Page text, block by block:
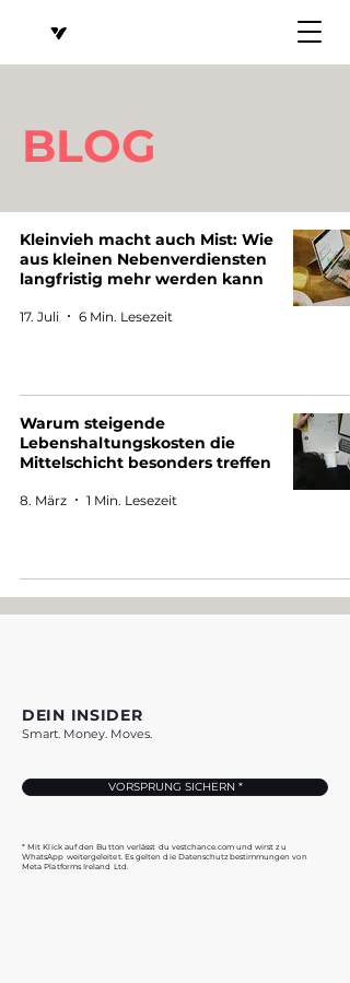
BLOG
Kleinvieh macht auch Mist: Wie
aus kleinen Nebenverdiensten
langfristig mehr werden kann
17. Juli 6 Min. Lesezeit
Warum steigende
Lebenshaltungskosten die
Mittelschicht besonders treffen
8. März 1 Min. Lesezeit
DEIN INSIDER
Smart. Money. Moves.
VORSPRUNG SICHERN *
* Mit Klick auf den Button verlässt du vestchance.com und wirst zu
WhatsApp weitergeleitet. Es gelten die Datenschutzbestimmungen von
Meta Platforms Ireland Ltd.